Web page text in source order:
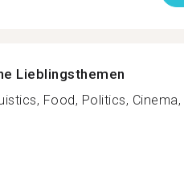
Lieblingsthemen
Food, Politics, Cinema,